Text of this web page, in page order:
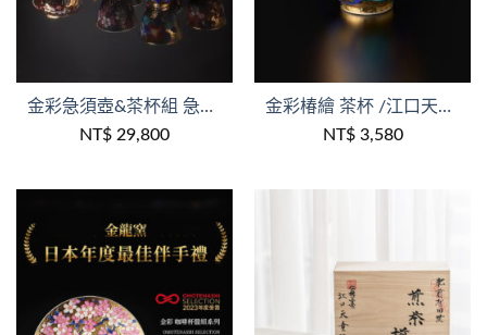
金彩急須壺&茶杯組 急須梅 /江口天童作品/金龍窯/1壺5杯/木盒裝
NT$ 29,800
金彩椿繪 茶杯 /江口天童作品/金龍窯/木盒裝
NT$3,580